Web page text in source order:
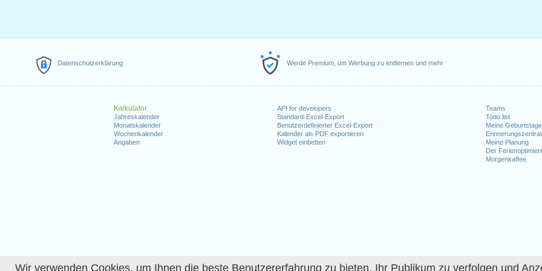
Wir verwenden Cookies, um Ihnen die beste Benutzererfahrung zu bieten, Ihr Publikum zu verfolgen und
Datenschutzerklärung Werde Premium, um Werbung zu entfernen und mehr
Kalkulator
Jahreskalender
Monatskalender
Wochenkalender
Angaben
API for developers
Standard-Excel-Export
Benutzerdefinierter Excel-Export
Kalender als PDF exportieren
Widget einbetten
Teams
Todo list
Meine Geburtstage
Meine Planung
Der
Morgenkaffee